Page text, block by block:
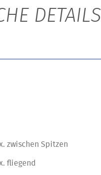
DETAILS
zwischen Spitzen
fliegend